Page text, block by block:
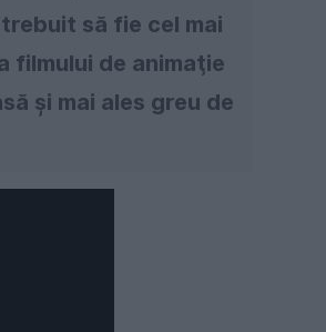
să fie cel mai
filmului de animaţie
şi mai ales greu de